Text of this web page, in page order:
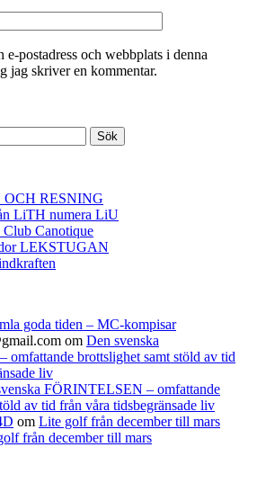
e-postadress och webbplats i denna
jag skriver en kommentar.
RESNING
LiTH numera LiU
Club Canotique
LEKSTUGAN
goda tiden – MC-kompisar
om Den svenska
brottslighet samt stöld av tid
liv
FÖRINTELSEN – omfattande
av tid från våra tidsbegränsade liv
om Lite golf från december till mars
från december till mars